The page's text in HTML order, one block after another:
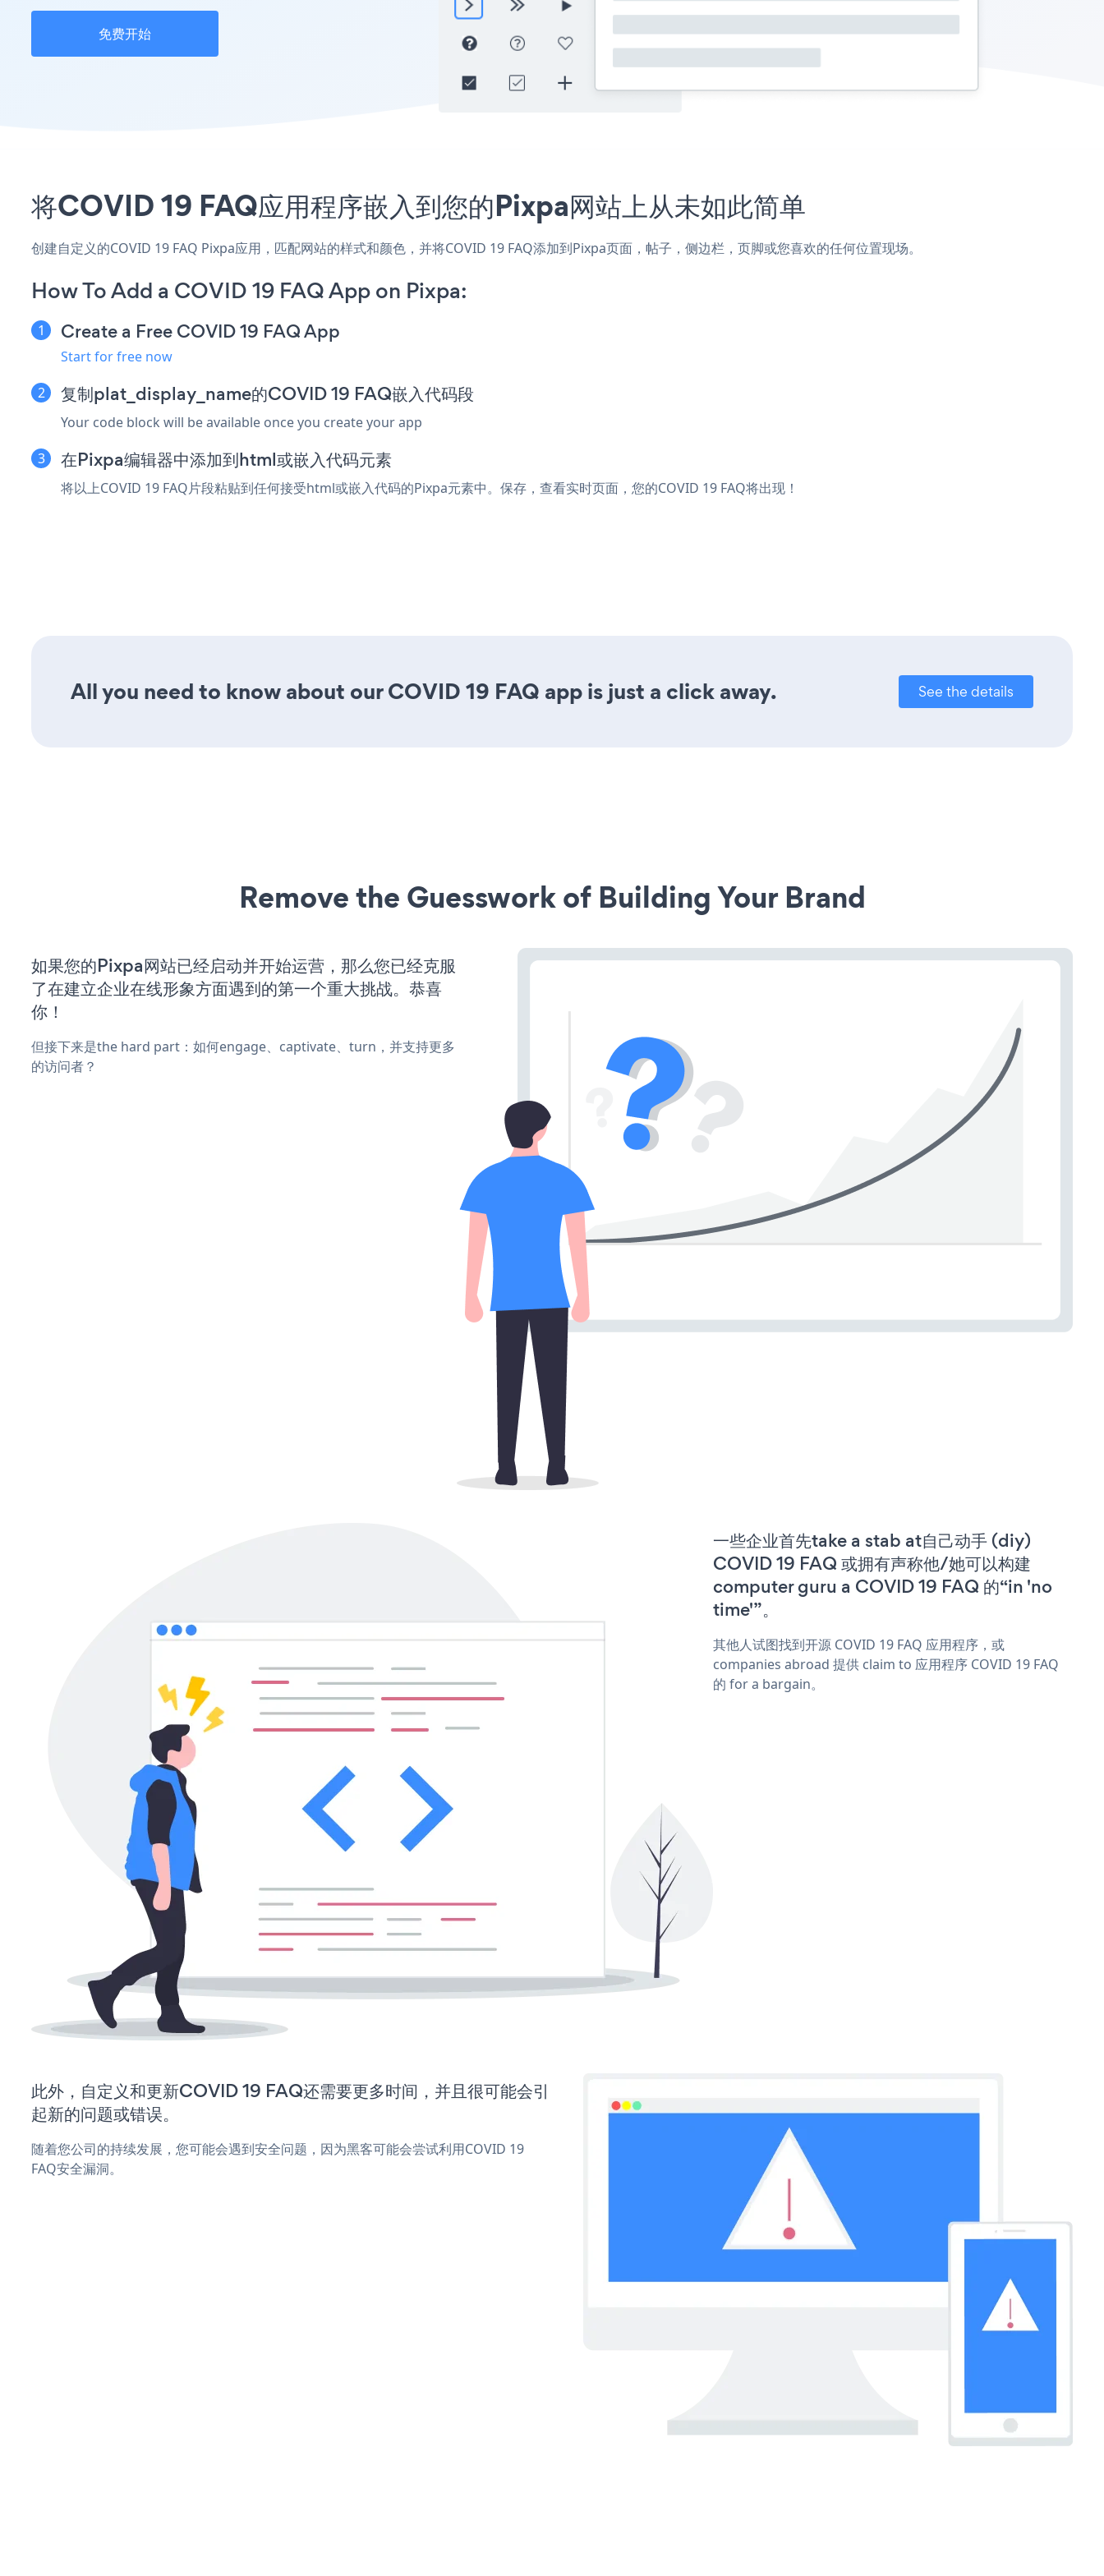
免费开始
将COVID 19 FAQ应用程序嵌入到您的Pixpa网站上从未如此简单
创建自定义的COVID 19 FAQ Pixpa应用，匹配网站的样式和颜色，并将COVID 19 FAQ添加到Pixpa页面，帖子，侧边栏，页脚或您喜欢的任何位置现场。
How To Add a COVID 19 FAQ App on Pixpa:
Create a Free COVID 19 FAQ App
Start for free now
复制plat_display_name的COVID 19 FAQ嵌入代码段
Your code block will be available once you create your app
在Pixpa编辑器中添加到html或嵌入代码元素
将以上COVID 19 FAQ片段粘贴到任何接受html或嵌入代码的Pixpa元素中。保存，查看实时页面，您的COVID 19 FAQ将出现！
All you need to know about our COVID 19 FAQ app is just a click away. See the details
Remove the Guesswork of Building Your Brand
如果您的Pixpa网站已经启动并开始运营，那么您已经克服
了在建立企业在线形象方面遇到的第一个重大挑战。恭喜
你！
但接下来是the hard part：如何engage、captivate、turn，并支持更多
的访问者？
一些企业首先take a stab at自己动手 (diy)
COVID 19 FAQ 或拥有声称他/她可以构建
computer guru a COVID 19 FAQ 的“in 'no
time'”。
其他人试图找到开源 COVID 19 FAQ 应用程序，或
companies abroad 提供 claim to 应用程序 COVID 19 FAQ
的 for a bargain。
此外，自定义和更新COVID 19 FAQ还需要更多时间，并且很可能会引
起新的问题或错误。
随着您公司的持续发展，您可能会遇到安全问题，因为黑客可能会尝试利用COVID 19
FAQ安全漏洞。